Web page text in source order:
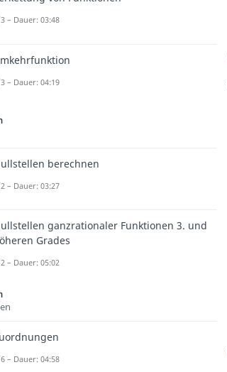
– Dauer: 03:48
– Dauer: 04:19
berechnen
– Dauer: 03:27
ganzrationaler Funktionen 3. und
Grades
– Dauer: 05:02
– Dauer: 04:58